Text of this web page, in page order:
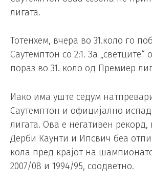
лигата.
Тотенхем, вчера во 31.коло го
Саутемптон со 2:1. За „светците“
пораз во 31. коло од Премиер
Иако има уште седум
Саутемптон и официјално
лигата. Ова е негативен рекорд,
Дерби Каунти и Ипсвич беа
кола пред крајот на
2007/08 и 1994/95, соодветно.